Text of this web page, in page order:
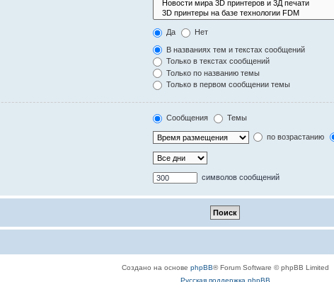
Да Нет
В названиях тем и текстах сообщений
Только в текстах сообщений
Только по названию темы
Только в первом сообщении темы
Сообщения Темы
по возрастанию
символов сообщений
Создано на основе phpBB® Forum Software © phpBB Limited
Русская поддержка phpBB